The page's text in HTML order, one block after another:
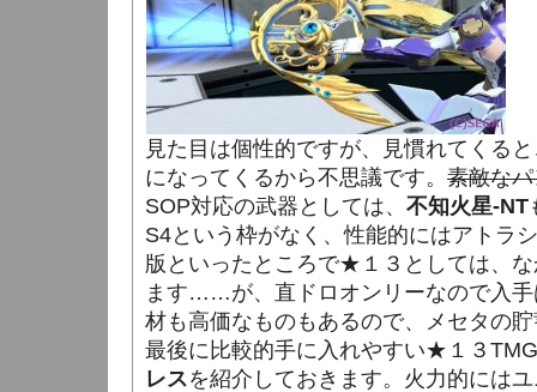
見た目は個性的ですが、見慣れてくる
になってくるから不思議です。 素敵な
SOP対応の武器としては、 不知火星-NT
S4という枠がなく、性能的にはアトラ
版といったところで★１３としては、
ます……が、直ドロオンリーなので入
材も高価なものもあるので、メセタの
最後に比較的手に入れやすい★１３
レスを紹介しておきます。火力的には